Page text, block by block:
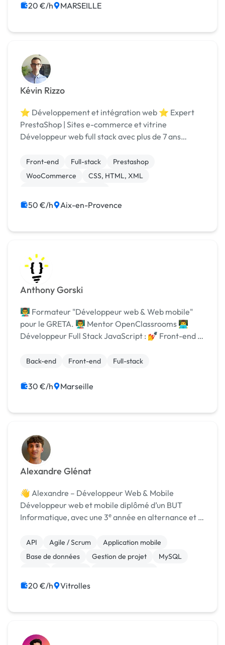
20 €/h MARSEILLE
Kévin Rizzo
⭐ Développement et intégration web ⭐ Expert
PrestaShop | Sites e-commerce et vitrine
Développeur web full stack avec plus de 7 ans
étapes techniques de la création d’un site internet :
d...
Front-end Full-stack
Prestashop
WooCommerce
CSS, HTML, XML
Développement spécifique
50 €/h Aix-en-Provence
Anthony Gorski
👨‍🏫 Formateur "Développeur web & Web mobile"
pour le GRETA. 👨‍🏫 Mentor OpenClassrooms 👨‍💻
Développeur Full Stack JavaScript : 💅 Front-end :
TailwindCSS, Twig ⚙️ Back-end : Node.js, Firebase,
Back-end Front-end Full-stack
30 €/h Marseille
Alexandre Glénat
👋 Alexandre – Développeur Web & Mobile
Développeur web et mobile diplômé d’un BUT
Informatique, avec une 3ᵉ année en alternance et 8
API Agile / Scrum
Application mobile
Base de données
Gestion de projet
MySQL
Création de site internet
20 €/h Vitrolles